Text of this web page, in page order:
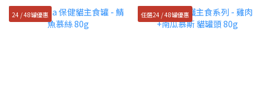
24 / 48罐優惠 任選24 / 48罐優惠